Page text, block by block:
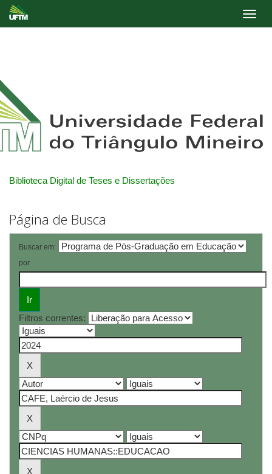
Biblioteca Digital de Teses e Dissertações
Página de Busca
Buscar em:
por
Filtros correntes: